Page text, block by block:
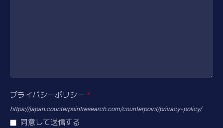
プライバシーポリシー *
https://japan.counterpointresearch.com/counterpoint/privacy-policy/
同意して送信する